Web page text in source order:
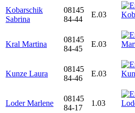
Kobarschik
Sabrina
08145
84-44
E.03
Kral Martina
08145
84-45
E.03
Kunze Laura
08145
84-46
E.03
Loder Marlene
08145
84-17
1.03